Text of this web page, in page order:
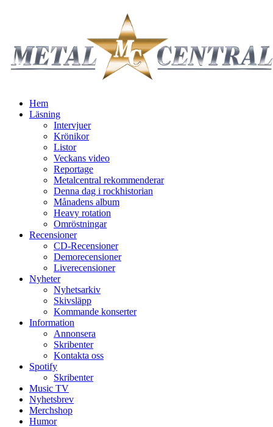
Hem
Läsning
Intervjuer
Krönikor
Listor
Veckans video
Reportage
Metalcentral rekommenderar
Denna dag i rockhistorian
Månadens album
Heavy rotation
Omröstningar
Recensioner
CD-Recensioner
Demorecensioner
Liverecensioner
Nyheter
Nyhetsarkiv
Skivsläpp
Kommande konserter
Information
Annonsera
Skribenter
Kontakta oss
Spotify
Skribenter
Music TV
Nyhetsbrev
Merchshop
Humor